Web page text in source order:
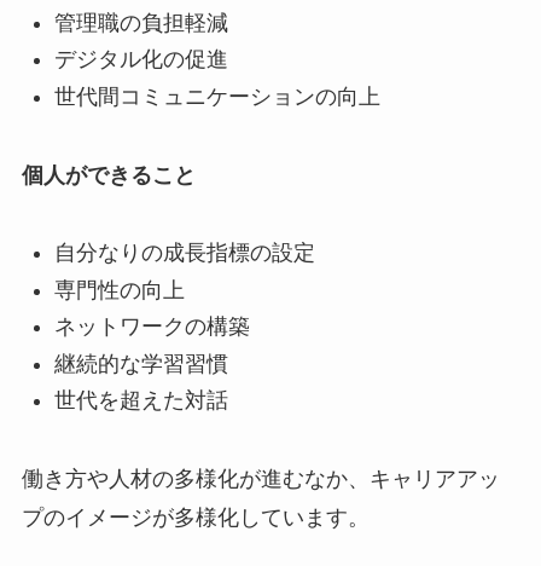
管理職の負担軽減
デジタル化の促進
世代間コミュニケーションの向上
個人ができること
自分なりの成長指標の設定
専門性の向上
ネットワークの構築
継続的な学習習慣
世代を超えた対話
働き方や人材の多様化が進むなか、キャリアアッ
プのイメージが多様化しています。